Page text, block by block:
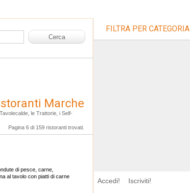
Marche
Tavolecalde, le Trattorie, i Self-
Pagina 6 di 159 ristoranti trovati.
di pesce, carne,
al tavolo con piatti di carne
FILTRA PER CATEGORIA
Accedi! Iscriviti!